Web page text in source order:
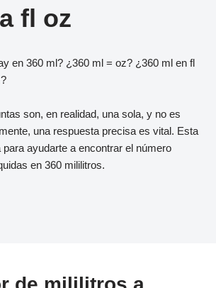
fl oz
en 360 ml? ¿360 ml = oz? ¿360 ml en fl
son, en realidad, una sola, y no es
una respuesta precisa es vital. Esta
para ayudarte a encontrar el número
en 360 mililitros.